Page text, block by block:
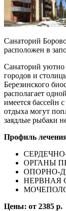
Санаторий
расположен в
Санаторий уютно
городов и
Березинского
располагает
имеется бассейн
отдыха могут
заядлые рыбаки
Профиль
ОРГАНЫ
ОПОРНО-
НЕРВНАЯ
Цены: от 2385 р.